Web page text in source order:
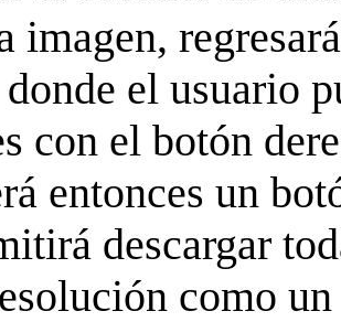
imagen,
el usuario
con el botón
entonces un
descargar
como